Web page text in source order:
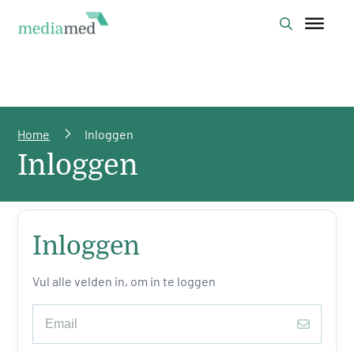
Home Inloggen
Inloggen
Inloggen
Vul alle velden in, om in te loggen